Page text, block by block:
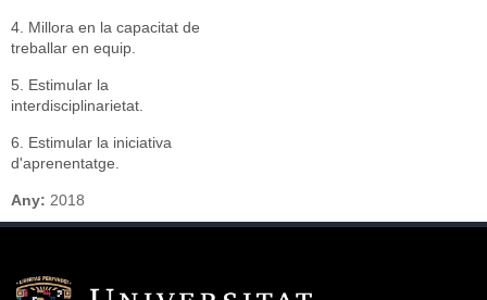
4. Millora en la capacitat de
treballar en equip.
5. Estimular la
interdisciplinarietat.
6. Estimular la iniciativa
d'aprenentatge.
Any: 2018